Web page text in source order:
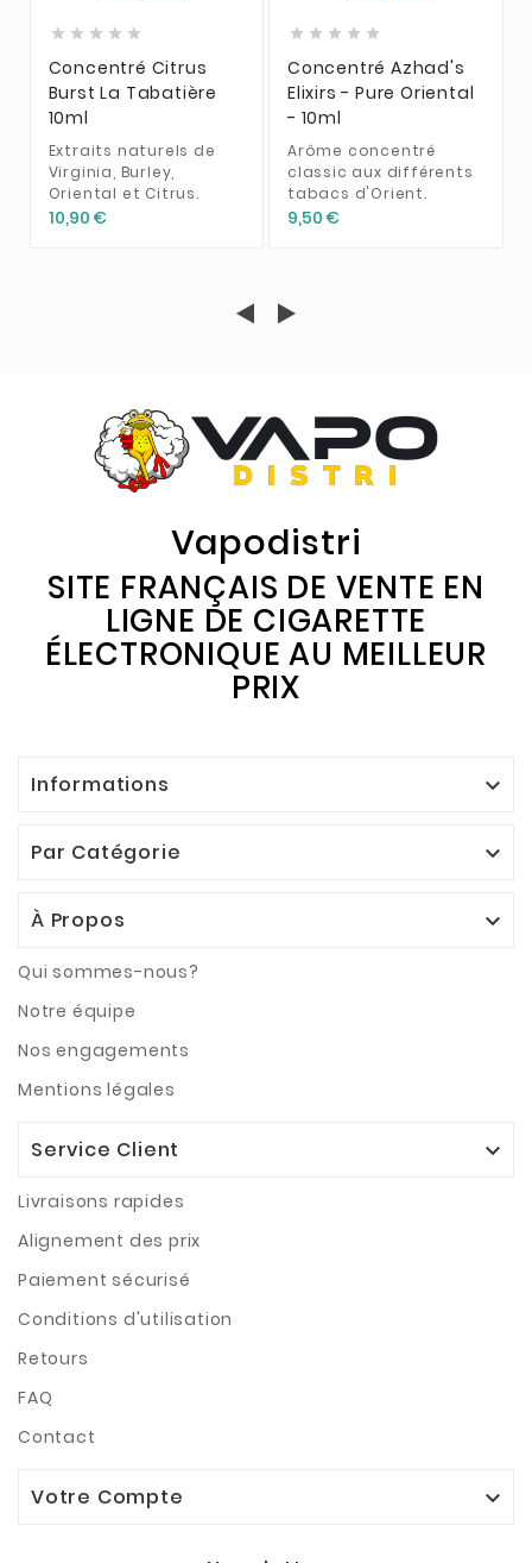
    
Concentré Citrus
Burst La Tabatière
10ml
Extraits naturels de
Virginia, Burley,
Oriental et Citrus.
10,90 €
    
Concentré Azhad's
Elixirs - Pure Oriental
- 10ml
Arôme concentré
classic aux différents
tabacs d'Orient.
9,50 €
Vapodistri
SITE FRANÇAIS DE VENTE EN
LIGNE DE CIGARETTE
ÉLECTRONIQUE AU MEILLEUR
PRIX
Informations 
Par Catégorie 
À Propos 
Qui sommes-nous?
Notre équipe
Nos engagements
Mentions légales
Service Client 
Livraisons rapides
Alignement des prix
Paiement sécurisé
Conditions d'utilisation
Retours
FAQ
Contact
Votre Compte 